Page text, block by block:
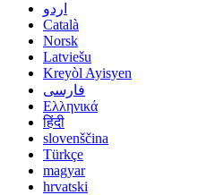
اردو
Català
Norsk
Latviešu
Kreyòl Ayisyen
فارسی
Ελληνικά
हिंदी
slovenščina
Türkçe
magyar
hrvatski